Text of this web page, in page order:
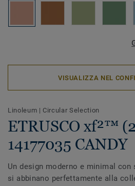
VISUALIZZA NEL
Linoleum | Circular Selection
ETRUSCO xf²™
14177035 CANDY
Un design moderno e minimal
si abbinano perfettamente alla